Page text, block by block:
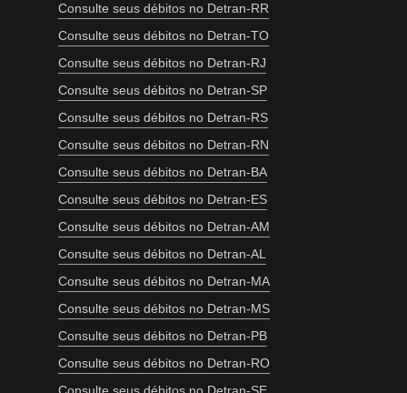
Consulte seus débitos no Detran-RR
Consulte seus débitos no Detran-TO
Consulte seus débitos no Detran-RJ
Consulte seus débitos no Detran-SP
Consulte seus débitos no Detran-RS
Consulte seus débitos no Detran-RN
Consulte seus débitos no Detran-BA
Consulte seus débitos no Detran-ES
Consulte seus débitos no Detran-AM
Consulte seus débitos no Detran-AL
Consulte seus débitos no Detran-MA
Consulte seus débitos no Detran-MS
Consulte seus débitos no Detran-PB
Consulte seus débitos no Detran-RO